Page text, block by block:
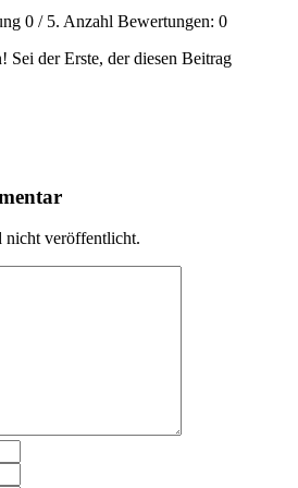
0 / 5. Anzahl Bewertungen: 0
Sei der Erste, der diesen Beitrag
nicht veröffentlicht.